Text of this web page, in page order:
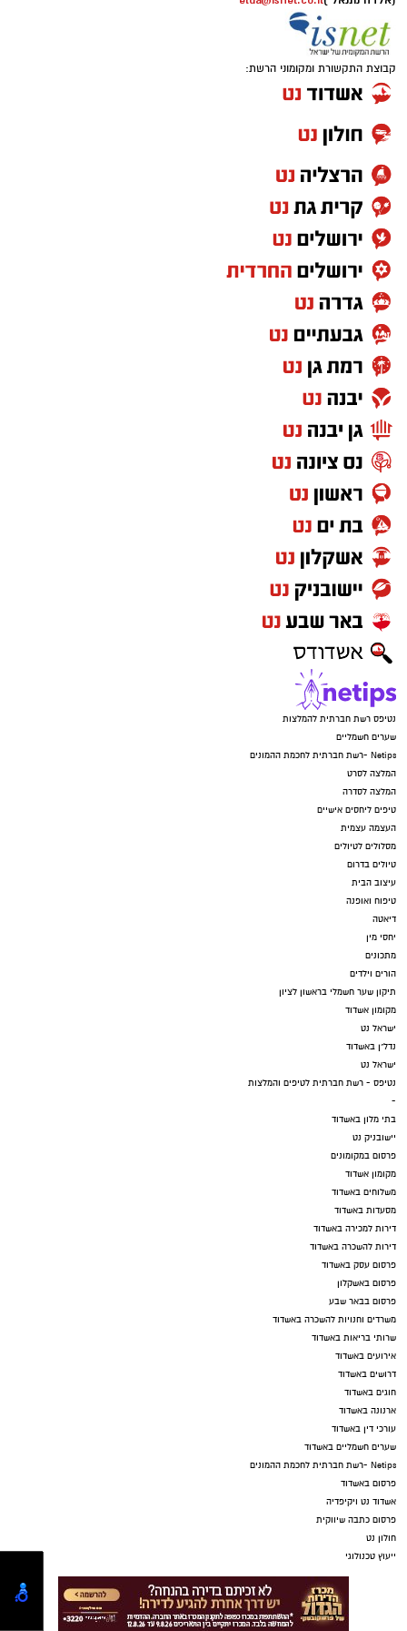
קבוצת התקשורת ומקומוני הרשת:
נטיפס רשת חברתית להמלצות
שערים חשמליים
Netips -רשת חברתית לחכמת ההמונים
המלצה לסרט
המלצה לסדרה
טיפים ליחסים אישיים
העצמה עצמית
מסלולים לטיולים
טיולים בדרום
עיצוב הבית
טיפוח ואופנה
דיאטה
יחסי מין
מתכונים
הורים וילדים
תיקון שער חשמלי בראשון לציון
מקומון אשדוד
ישראל נט
נדל"ן באשדוד
ישראל נט
נטיפס - רשת חברתית לטיפים והמלצות
-
בתי מלון באשדוד
יישובניק נט
פרסום במקומונים
מקומון אשדוד
משלוחים באשדוד
מסעדות באשדוד
דירות למכירה באשדוד
דירות להשכרה באשדוד
פרסום עסק באשדוד
פרסום באשקלון
פרסום בבאר שבע
משרדים וחנויות להשכרה באשדוד
שרותי בריאות באשדוד
אירועים באשדוד
דרושים באשדוד
חוגים באשדוד
ארנונה באשדוד
עורכי דין באשדוד
שערים חשמליים באשדוד
Netips -רשת חברתית לחכמת ההמונים
פרסום באשדוד
אשדוד נט ויקיפדיה
פרסום כתבה שיווקית
חולון נט
ייעוץ טכנולוגי